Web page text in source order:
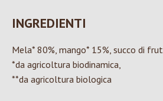
INGREDIENTI
Mela* 80%, mango* 15%, succo di
*da agricoltura biodinamica,
**da agricoltura biologica